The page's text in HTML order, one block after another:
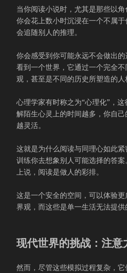
当你阅读小说时，尤其是那些以角
你会花上数小时沉浸在一个不属
会追随别人的推理。
你会感受到你可能永远不会做出
看到一个世界，它通过一个完全
观，甚至是不同的历史所塑造的人
心理学家有时称之为“心理化”，
解陌生心灵上的时间越多，你自
越灵活。
这就是为什么阅读与同理心如此
训练你去想象别人可能选择的答
上说，阅读是做人的彩排。
这是一个安全的空间，可以体验
界观，而这些是单一生活无法提供
现代世界的挑战：注意
然而，尽管这些模拟过程复杂，